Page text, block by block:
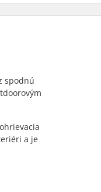
spodnú
a je